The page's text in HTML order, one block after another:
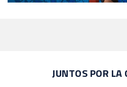
JUNTOS POR LA